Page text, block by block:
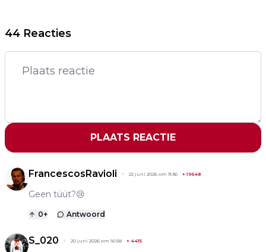
44 Reacties
PLAATS REACTIE
FrancescosRavioli 22 juni 2026 om 9:36 +19648
Geen tüüt?😢
0+ Antwoord
S_020 20 juni 2026 om 16:58 + 4415